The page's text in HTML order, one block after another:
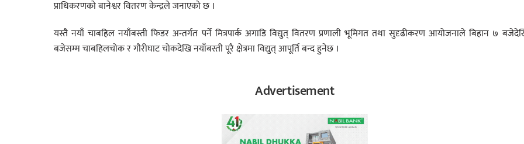
प्राधिकरणको बानेश्वर वितरण केन्द्रले जनाएको छ ।
यस्तै नयाँ चाबहिल नयाँबस्ती फिडर अन्तर्गत पर्ने मित्रपार्क अगाडि विद्युत् वितरण प्रणाली भूमिगत तथा सुदृढीकरण आयोजनाले बिहान ७
बजेसम्म चाबहिलचोक र गौरीघाट चोकदेखि नयाँबस्ती पूरै क्षेत्रमा विद्युत् आपूर्ति बन्द हुनेछ ।
Advertisement